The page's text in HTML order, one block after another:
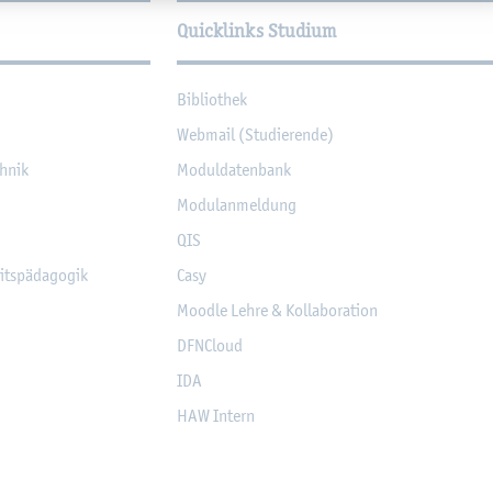
Quicklinks Studium
Bi­blio­thek
Web­mail (Stu­die­ren­de)
Mo­dul­da­ten­bank
Mo­du­l­an­mel­dung
QIS
Casy
Mood­le Lehre & Kol­la­bo­ra­ti­on
DF­NCloud
IDA
HAW In­tern